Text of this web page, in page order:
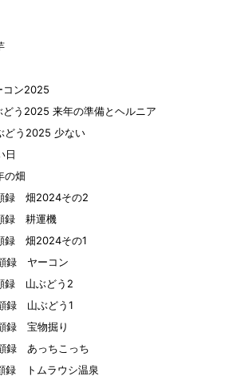
ン2025
う2025 来年の準備とヘルニア
う2025 少ない
日
の畑
録 畑2024その2
録 耕運機
録 畑2024その1
録 ヤーコン
録 山ぶどう2
録 山ぶどう1
録 宝物掘り
録 あっちこっち
録 トムラウシ温泉